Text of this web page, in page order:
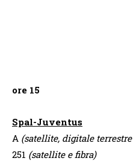
ore 15
Spal-Juventus
A (satellite, digitale
251 (satellite e fibra)